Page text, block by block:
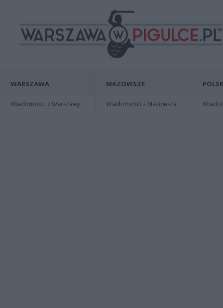
WARSZAWA
Wiadomości z Warszawy
MAZOWSZE
Wiadomości z Mazowsza